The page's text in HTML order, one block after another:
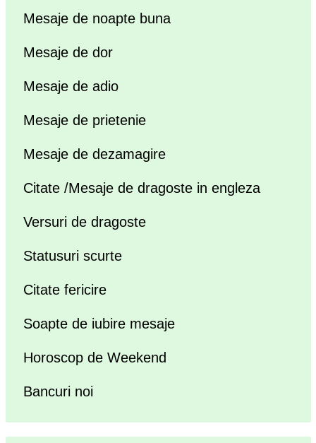
Mesaje de noapte buna
Mesaje de dor
Mesaje de adio
Mesaje de prietenie
Mesaje de dezamagire
Citate /Mesaje de dragoste in engleza
Versuri de dragoste
Statusuri scurte
Citate fericire
Soapte de iubire mesaje
Horoscop de Weekend
Bancuri noi